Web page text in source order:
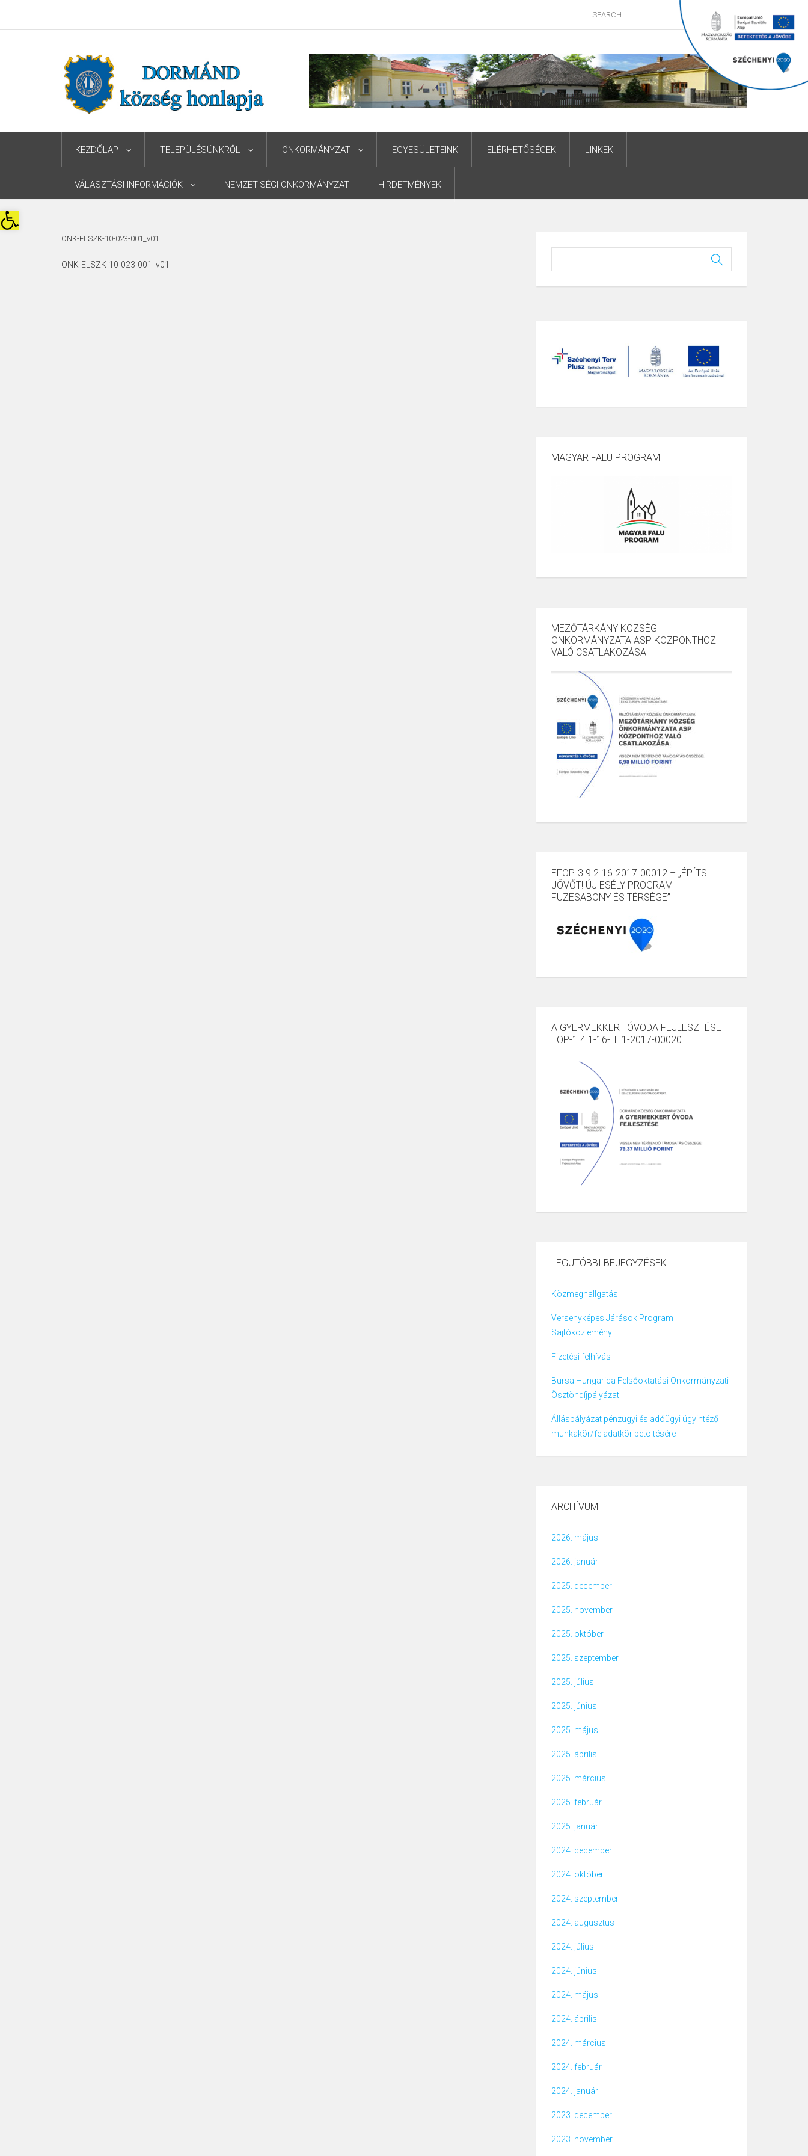
Eszköztár megnyitása
KEZDŐLAP TELEPÜLÉSÜNKRŐL ÖNKORMÁNYZAT EGYESÜLETEINK ELÉRHETŐSÉGEK LINKEK
VÁLASZTÁSI INFORMÁCIÓK NEMZETISÉGI ÖNKORMÁNYZAT HIRDETMÉNYEK
ONK-ELSZK-10-023-001_v01
ONK-ELSZK-10-023-001_v01
MAGYAR FALU PROGRAM
MEZŐTÁRKÁNY KÖZSÉG
ÖNKORMÁNYZATA ASP KÖZPONTHOZ
VALÓ CSATLAKOZÁSA
EFOP-3.9.2-16-2017-00012 – „ÉPÍTS
JÖVŐT! ÚJ ESÉLY PROGRAM
FÜZESABONY ÉS TÉRSÉGE”
A GYERMEKKERT ÓVODA FEJLESZTÉSE
TOP-1.4.1-16-HE1-2017-00020
LEGUTÓBBI BEJEGYZÉSEK
Közmeghallgatás
Versenyképes Járások Program
Sajtóközlemény
Fizetési felhívás
Bursa Hungarica Felsőoktatási Önkormányzati
Ösztöndíjpályázat
Álláspályázat pénzügyi és adóügyi ügyintéző
munkakör/feladatkör betöltésére
ARCHÍVUM
2026. május
2026. január
2025. december
2025. november
2025. október
2025. szeptember
2025. július
2025. június
2025. május
2025. április
2025. március
2025. február
2025. január
2024. december
2024. október
2024. szeptember
2024. augusztus
2024. július
2024. június
2024. május
2024. április
2024. március
2024. február
2024. január
2023. december
2023. november